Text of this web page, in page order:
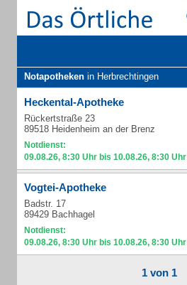
Notapotheken in Herbrechtingen
Heckental-Apotheke
Rückertstraße 23
89518 Heidenheim an der Brenz
Notdienst:
09.08.26, 8:30 Uhr bis 10.08.26, 8:30 Uhr
Vogtei-Apotheke
Badstr. 17
89429 Bachhagel
Notdienst:
09.08.26, 8:30 Uhr bis 10.08.26, 8:30 Uhr
1 von 1